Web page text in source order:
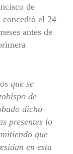
de
concedió el 24
antes de
que se
de
dicho
presentes lo
que
en esta